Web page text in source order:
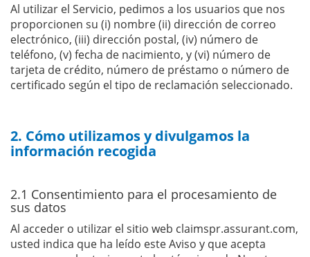
Al utilizar el Servicio, pedimos a los usuarios que nos
proporcionen su (i) nombre (ii) dirección de correo
electrónico, (iii) dirección postal, (iv) número de
teléfono, (v) fecha de nacimiento, y (vi) número de
tarjeta de crédito, número de préstamo o número de
certificado según el tipo de reclamación seleccionado.
2. Cómo utilizamos y divulgamos la
información recogida
2.1 Consentimiento para el procesamiento de
sus datos
Al acceder o utilizar el sitio web claimspr.assurant.com,
usted indica que ha leído este Aviso y que acepta